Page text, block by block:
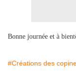
Bonne journée et à
#Créations des